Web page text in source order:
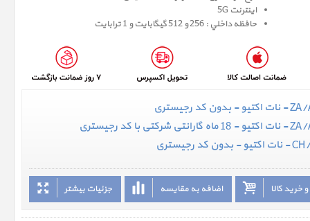
اینترنت 5G
حافظه داخلي : 256 و 512 گيگابايت و 1 ترابایت
جزئیات بیشتر اضافه به مقایسه خرید کالا